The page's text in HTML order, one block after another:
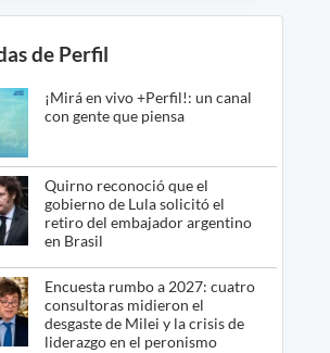
de Perfil
¡Mirá en vivo +Perfil!: un canal
con gente que piensa
Quirno reconoció que el
gobierno de Lula solicitó el
retiro del embajador argentino
en Brasil
Encuesta rumbo a 2027: cuatro
consultoras midieron el
desgaste de Milei y la crisis de
liderazgo en el peronismo